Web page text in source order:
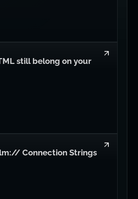
still belong on your
Connection Strings